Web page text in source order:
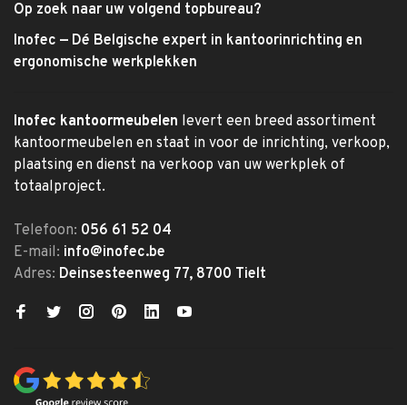
Op zoek naar uw volgend topbureau?
Inofec — Dé Belgische expert in kantoorinrichting en
ergonomische werkplekken
Inofec kantoormeubelen levert een breed assortiment
kantoormeubelen en staat in voor de inrichting, verkoop,
plaatsing en dienst na verkoop van uw werkplek of
totaalproject.
Telefoon: 056 61 52 04
E-mail: info@inofec.be
Adres: Deinsesteenweg 77, 8700 Tielt